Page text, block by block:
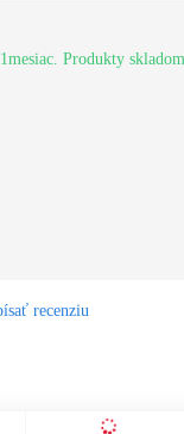
Produkty
recenziu